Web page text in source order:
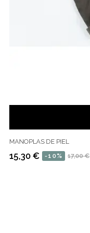
MANOPLAS DE PIEL
Precio
17,00 €
-10%
Precio
15,30 €